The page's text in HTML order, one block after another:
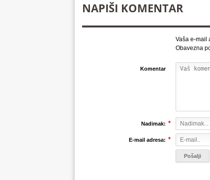
NAPIŠI KOMENTAR
Vaša e-mail
Obavezna
Komentar
Nadimak: *
E-mail adresa: *